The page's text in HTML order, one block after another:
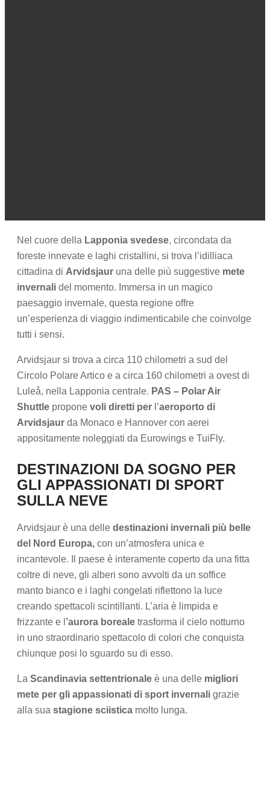
Nel cuore della Lapponia svedese, circondata da
foreste innevate e laghi cristallini, si trova l’idilliaca
cittadina di Arvidsjaur una delle più suggestive mete
invernali del momento. Immersa in un magico
paesaggio invernale, questa regione offre
un’esperienza di viaggio indimenticabile che coinvolge
tutti i sensi.
Arvidsjaur si trova a circa 110 chilometri a sud del
Circolo Polare Artico e a circa 160 chilometri a ovest di
Luleå, nella Lapponia centrale. PAS – Polar Air
Shuttle propone voli diretti per l’aeroporto di
Arvidsjaur da Monaco e Hannover con aerei
appositamente noleggiati da Eurowings e TuiFly.
DESTINAZIONI DA SOGNO PER
GLI APPASSIONATI DI SPORT
SULLA NEVE
Arvidsjaur è una delle destinazioni invernali più belle
del Nord Europa, con un’atmosfera unica e
incantevole. Il paese è interamente coperto da una fitta
coltre di neve, gli alberi sono avvolti da un soffice
manto bianco e i laghi congelati riflettono la luce
creando spettacoli scintillanti. L’aria è limpida e
frizzante e l ’aurora boreale trasforma il cielo notturno
in uno straordinario spettacolo di colori che conquista
chiunque posi lo sguardo su di esso.
La Scandinavia settentrionale è una delle migliori
mete per gli appassionati di sport invernali grazie
alla sua stagione sciistica molto lunga.